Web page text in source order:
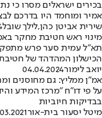
בכירים ישראלים מסרו כי
אמיר ומוחמד היו בדרכם
שירית אביטן כהן,לילך שובל
מינוי ראש חטיבת מחקר
הכישלון המהדהד של
יואב לימור04.04.2024
אמ"ן ממליץ: גם מחוסנים
על פי דו"ח "מרכז המידע
בבדיקות חיוביות
מיטל יסעור בית-אור